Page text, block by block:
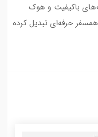
باکیفیت و هوک
حرفه‌ای تبدیل کرده